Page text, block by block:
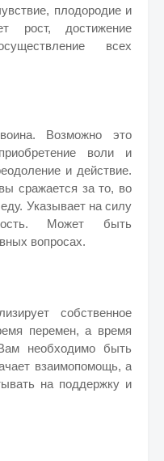
плодородие и
рост, достижение
всех
Возможно это
воли и
и действие.
сражается за то, во
Указывает на силу
Может быть
вопросах.
собственное
перемен, а время
необходимо быть
взаимопомощь, а
на поддержку и